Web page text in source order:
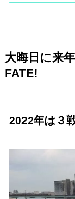
大晦日に来
FATE!
2022年は３